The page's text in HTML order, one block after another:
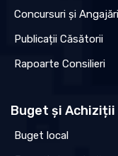
Concursuri și Angajări
Publicații Căsătorii
Rapoarte Consilieri
Buget și Achiziții
Buget local